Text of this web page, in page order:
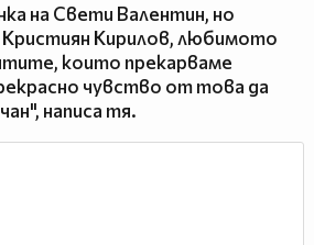
на Свети Валентин, но
Кирилов, любимото
които прекарваме
чувство от това да
написа тя.